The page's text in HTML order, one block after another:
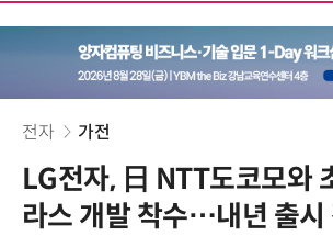
전자 가전
LG전자, 日 NTT도코모와
라스 개발 착수…내년 출시